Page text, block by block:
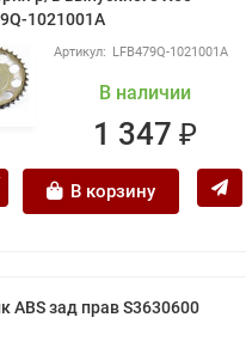
1021001A
LFB479Q-1021001A
В наличии
1 347 ₽
В корзину
ABS зад прав S3630600